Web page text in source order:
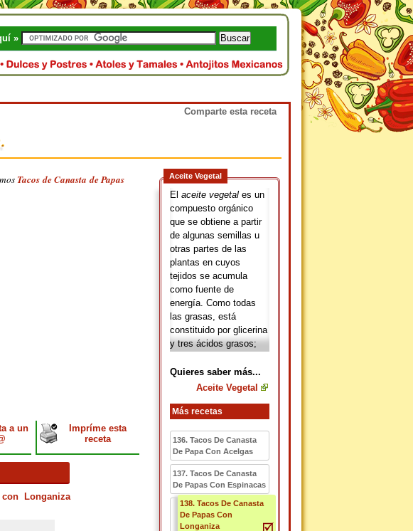
»
Tacos de Canasta de Papas
Aceite Vegetal
El aceite vegetal es un
compuesto orgánico
que se obtiene a partir
de algunas semillas u
otras partes de las
plantas en cuyos
tejidos se acumula
como fuente de
energía. Como todas
las grasas, está
constituido por glicerina
y tres ácidos grasos;
vegetalesson
preferibles a las grasas
consumo humano,
en ácidos grasos mono
o poliinsaturados, una
cualidad muy
importante para la
transformación de grasa
en el organismo
humano.
Quieres saber más...
Aceite Vegetal
Más recetas
136. Tacos De Canasta
De Papa Con Acelgas
137. Tacos De Canasta
De Papas Con Espinacas
138. Tacos De Canasta
De Papas Con
Longaniza
a un
Impríme esta
receta
Longaniza
Comparte esta receta